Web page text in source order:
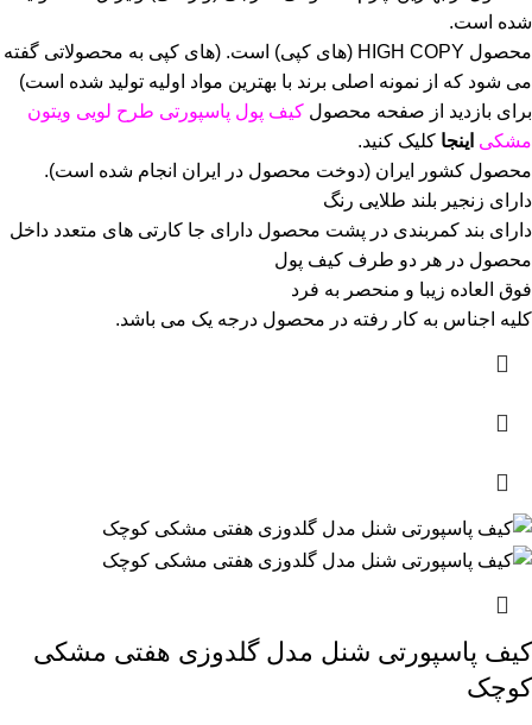
شده است.
محصول HIGH COPY (های کپی) است.
(های کپی به محصولاتی گفته
می شود که از نمونه اصلی برند با بهترین مواد اولیه تولید شده است)
برای بازدید از صفحه محصول کیف پول پاسپورتی طرح لویی ویتون
مشکی اینجا کلیک کنید.
محصول کشور ایران (دوخت محصول در ایران انجام شده است).
دارای زنجیر بلند طلایی رنگ
دارای بند کمربندی در پشت محصول دارای جا کارتی های متعدد داخل
محصول در هر دو طرف کیف پول
فوق العاده زیبا و منحصر به فرد
کلیه اجناس به کار رفته در محصول درجه یک می باشد.
کیف پاسپورتی شنل مدل گلدوزی هفتی مشکی
کوچک